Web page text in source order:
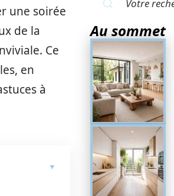
une soirée
de la
Ce
en
à
Au sommet